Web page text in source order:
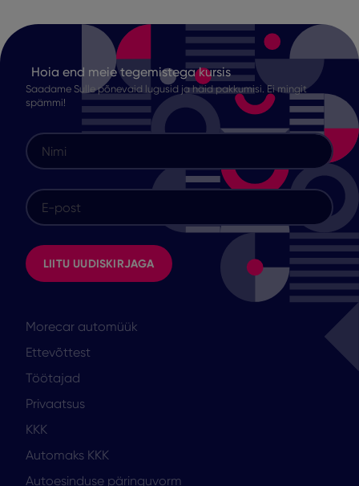
Hoia end meie tegemistega kursis
Saadame Sulle põnevaid lugusid ja häid pakkumisi. Ei mingit
spämmi!
Morecar automüük
Ettevõttest
Töötajad
Privaatsus
KKK
Automaks KKK
Autoesinduse päringuvorm